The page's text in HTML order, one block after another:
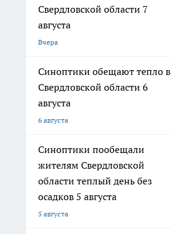
Свердловской области 7
августа
Вчера
Синоптики обещают тепло в
Свердловской области 6
августа
6 августа
Синоптики пообещали
жителям Свердловской
области теплый день без
осадков 5 августа
5 августа